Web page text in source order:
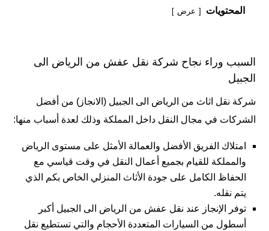
المحتويات عرض
السبب وراء نجاح شركة نقل عفش من الرياض الى
الجبيل
شركة نقل اثاث من الرياض الى الجبيل ( الانجاز ) من أفضل
الشركات في مجال النقل داخل المملكة وذلك لعدة أسباب منها:
امتلاك الفريق الأفضل والعمالة الأمثل على مستوى الرياض
والمملكة للقيام بجميع أعمال النقل في وقت قياسي مع
الحفاظ الكامل على جودة الأثاث المنزلي الخاص بكم الذي
يتم نقله.
توفر الإنجاز عند نقل عفش من الرياض الى الجبيل أكبر
أسطول من السيارات المتعددة الأحجام والتي تستطيع نقل